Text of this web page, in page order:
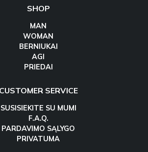
SHOP
MAN
WOMAN
BERNIUKAI
AGI
PRIEDAI
CUSTOMER SERVICE
SUSISIEKITE SU MUMI
F.A.Q.
PARDAVIMO SĄLYGO
PRIVATUMA